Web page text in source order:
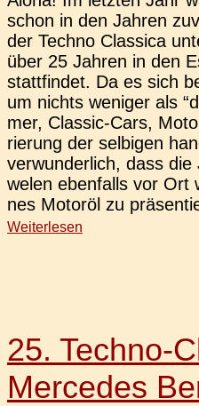
schon in den Jahren
der Techno Clas­si­ca
über 25 Jahren in den
statt­fin­det. Da es sich
um nichts weni­ger als
mer, Clas­­sic-Cars,
rie­rung der sel­bi­gen
ver­wun­der­lich, dass
we­len eben­falls vor
nes Motor­öl zu
Weiterlesen
25. Techno-
Mercedes